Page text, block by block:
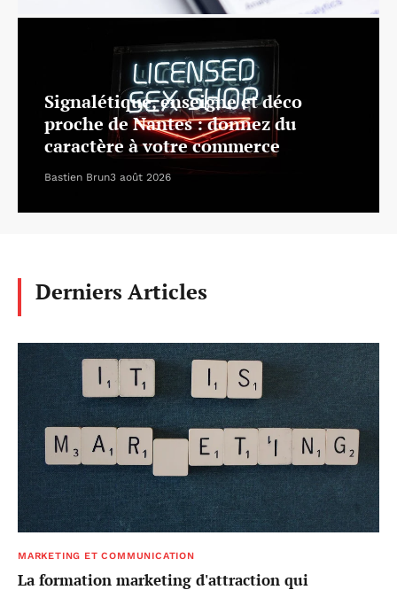
Signalétique, enseigne et déco
proche de Nantes : donnez du
caractère à votre commerce
Bastien Brun3 août 2026
Derniers Articles
MARKETING ET COMMUNICATION
La formation marketing d'attraction qui